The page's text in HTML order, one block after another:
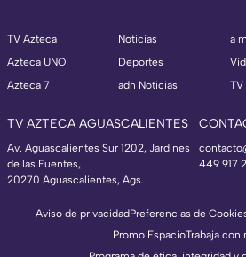
TV Azteca
Azteca UNO
Azteca 7
Noticias
Deportes
adn Noticias
a
TV
TV AZTECA AGUASCALIENTES
Av. Aguascalientes Sur 1202, Jardines
de las Fuentes,
20270 Aguascalientes, Ags.
449 917
Aviso de privacidadPreferencias de
Promo EspacioTrabaja con